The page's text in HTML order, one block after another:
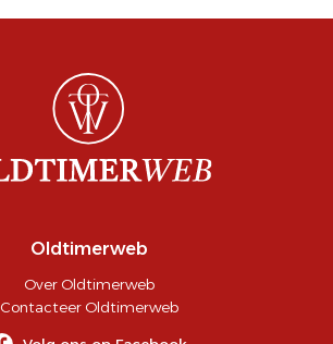
Oldtimerweb
Over Oldtimerweb
Contacteer Oldtimerweb